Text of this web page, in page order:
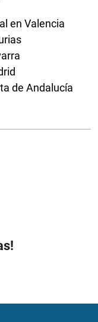
en Valencia
de Andalucía